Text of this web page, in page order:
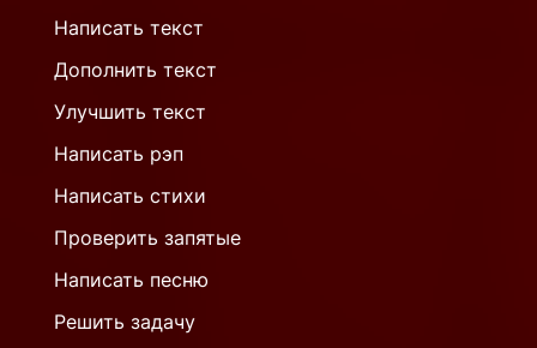
Написать текст
Дополнить текст
Улучшить текст
Написать рэп
Написать стихи
Проверить запятые
Написать песню
Решить задачу